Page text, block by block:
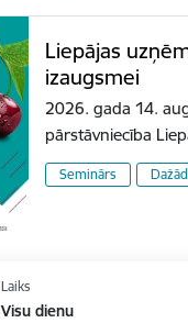
Liepājas
izaugsmei
2026. gada 14.
pārstāvniecība
Seminārs
Laiks
Visu dienu